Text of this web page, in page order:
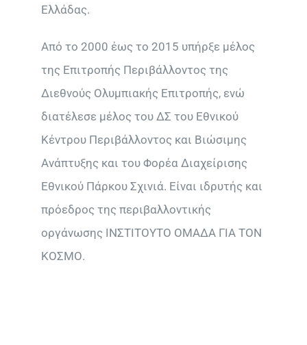
Ελλάδας.
Από το 2000 έως το 2015 υπήρξε μέλος
της Επιτροπής Περιβάλλοντος της
Διεθνούς Ολυμπιακής Επιτροπής, ενώ
διατέλεσε μέλος του ΔΣ του Εθνικού
Κέντρου Περιβάλλοντος και Βιώσιμης
Ανάπτυξης και του Φορέα Διαχείρισης
Εθνικού Πάρκου Σχινιά. Είναι ιδρυτής και
πρόεδρος της περιβαλλοντικής
οργάνωσης ΙΝΣΤΙΤΟΥΤΟ ΟΜΑΔΑ ΓΙΑ ΤΟΝ
ΚΟΣΜΟ.